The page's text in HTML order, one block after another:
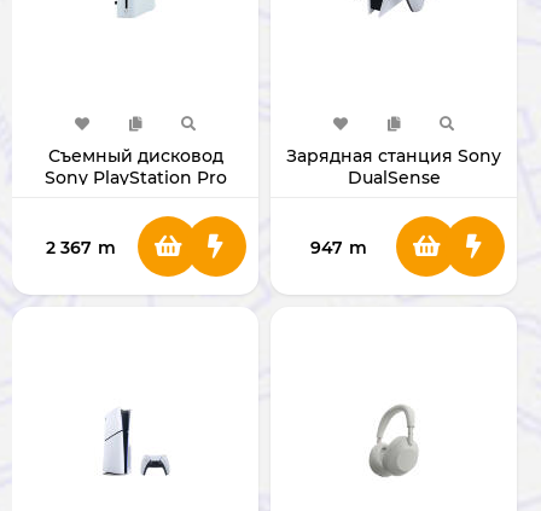
Съемный дисковод
Sony PlayStation Pro
2 367 m
Зарядная станция Sony
DualSense
947 m